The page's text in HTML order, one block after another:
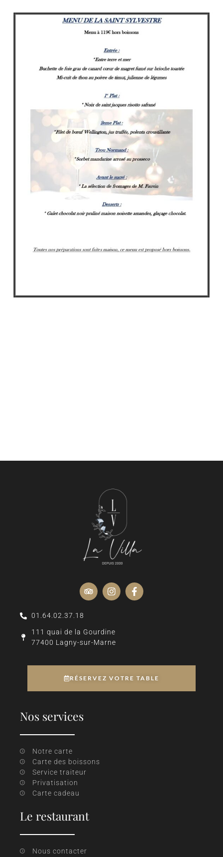
01.64.02.37.18
111 quai de la Gourdine
77400 Lagny-sur-Marne
RÉSERVEZ VOTRE TABLE
Nos services
Notre carte
Carte des boissons
Service traiteur
Privatisation
Carte cadeau
Le restaurant
Nous contacter